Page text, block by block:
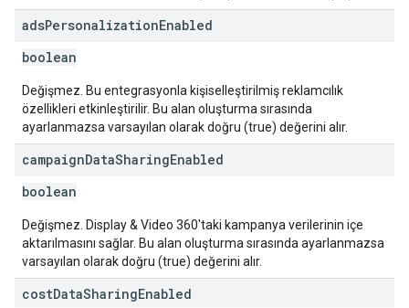
adsPersonalizationEnabled
boolean
Değişmez. Bu entegrasyonla kişiselleştirilmiş reklamcılık
özellikleri etkinleştirilir. Bu alan oluşturma sırasında
ayarlanmazsa varsayılan olarak doğru (true) değerini alır.
campaignDataSharingEnabled
boolean
Değişmez. Display & Video 360'taki kampanya verilerinin içe
aktarılmasını sağlar. Bu alan oluşturma sırasında ayarlanmazsa
varsayılan olarak doğru (true) değerini alır.
costDataSharingEnabled